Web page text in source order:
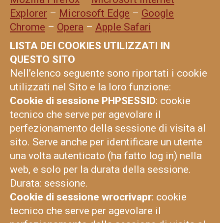
Explorer – Microsoft Edge – Google
Chrome – Opera – Apple Safari
LISTA DEI COOKIES UTILIZZATI IN
QUESTO SITO
Nell’elenco seguente sono riportati i cookie
utilizzati nel Sito e la loro funzione:
Cookie di sessione PHPSESSID: cookie
tecnico che serve per agevolare il
perfezionamento della sessione di visita al
sito. Serve anche per identificare un utente
una volta autenticato (ha fatto log in) nella
web, e solo per la durata della sessione.
Durata: sessione.
Cookie di sessione wrocrivapr: cookie
tecnico che serve per agevolare il